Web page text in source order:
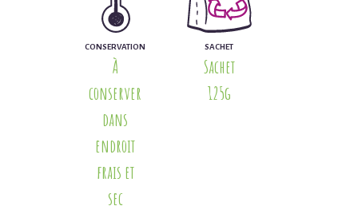
CONSERVATION
À
conserver
dans
endroit
frais et
sec
SACHET
Sachet
125g